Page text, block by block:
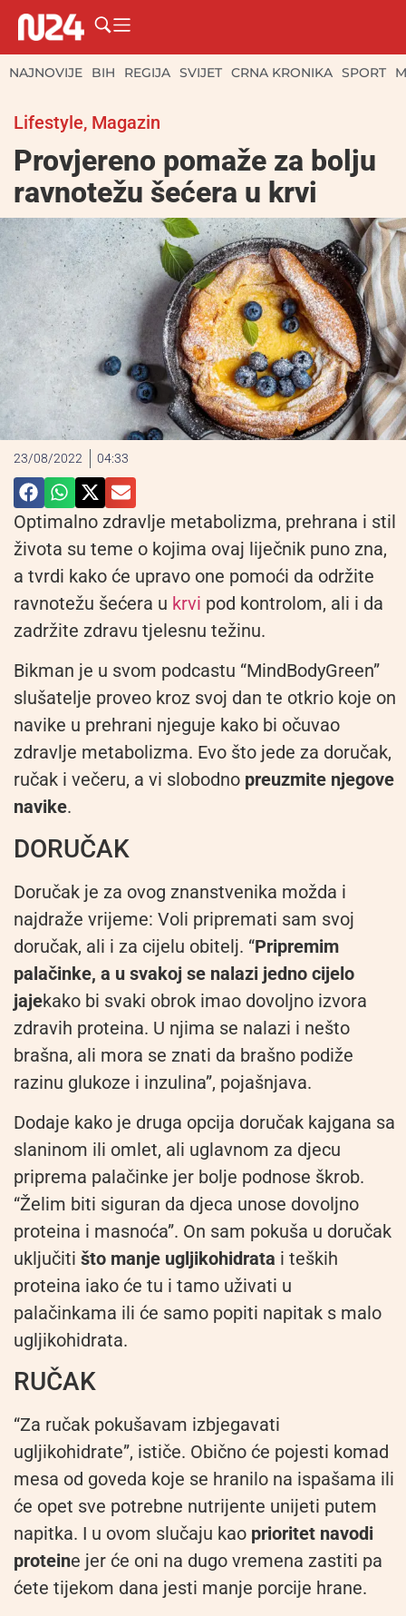
NAJNOVIJE BIH REGIJA SVIJET CRNA KRONIKA SPORT
Lifestyle, Magazin
Provjereno pomaže za bolju
ravnotežu šećera u krvi
23/08/2022 04:33
Optimalno zdravlje metabolizma, prehrana i stil
života su teme o kojima ovaj liječnik puno zna,
a tvrdi kako će upravo one pomoći da održite
ravnotežu šećera u krvi pod kontrolom, ali i da
zadržite zdravu tjelesnu težinu.
Bikman je u svom podcastu “MindBodyGreen”
slušatelje proveo kroz svoj dan te otkrio koje on
navike u prehrani njeguje kako bi očuvao
zdravlje metabolizma. Evo što jede za doručak,
ručak i večeru, a vi slobodno preuzmite njegove
navike.
DORUČAK
Doručak je za ovog znanstvenika možda i
najdraže vrijeme: Voli pripremati sam svoj
doručak, ali i za cijelu obitelj. “Pripremim
palačinke, a u svakoj se nalazi jedno cijelo
jajekako bi svaki obrok imao dovoljno izvora
zdravih proteina. U njima se nalazi i nešto
brašna, ali mora se znati da brašno podiže
razinu glukoze i inzulina”, pojašnjava.
Dodaje kako je druga opcija doručak kajgana sa
slaninom ili omlet, ali uglavnom za djecu
priprema palačinke jer bolje podnose škrob.
“Želim biti siguran da djeca unose dovoljno
proteina i masnoća”. On sam pokuša u doručak
uključiti što manje ugljikohidrata i teških
proteina iako će tu i tamo uživati u
palačinkama ili će samo popiti napitak s malo
ugljikohidrata.
RUČAK
“Za ručak pokušavam izbjegavati
ugljikohidrate”, ističe. Obično će pojesti komad
mesa od goveda koje se hranilo na ispašama ili
će opet sve potrebne nutrijente unijeti putem
napitka. I u ovom slučaju kao prioritet navodi
proteine jer će oni na dugo vremena zastiti pa
ćete tijekom dana jesti manje porcije hrane.